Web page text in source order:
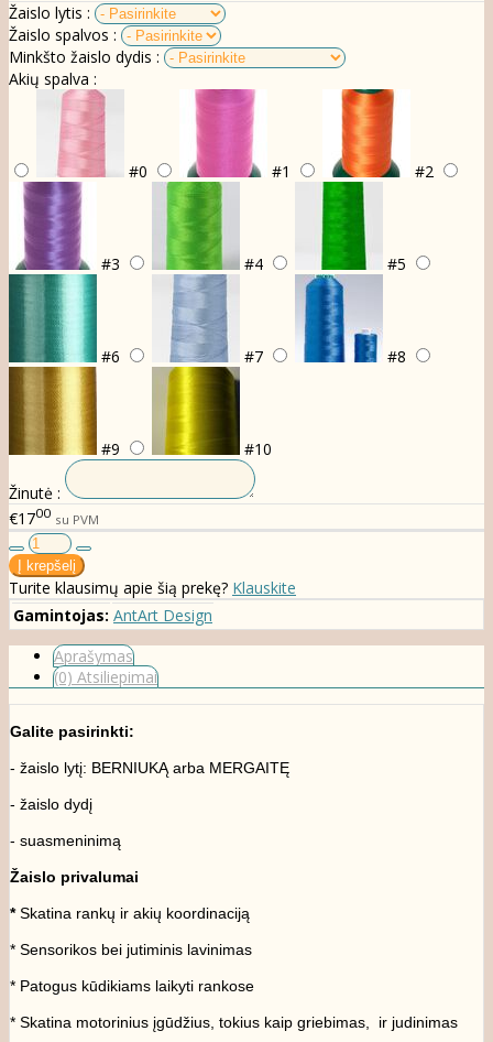
Žaislo lytis :
Žaislo spalvos :
Minkšto žaislo dydis :
Akių spalva :
#0 #1 #2
#3 #4 #5
#6 #7 #8
#9 #10
Žinutė :
€1700 su PVM
Turite klausimų apie šią prekę? Klauskite
Gamintojas: AntArt Design
Aprašymas
(0) Atsiliepimai
Galite pasirinkti:
- žaislo lytį: BERNIUKĄ arba MERGAITĘ
- žaislo dydį
- suasmeninimą
Žaislo privalumai
*Skatina rankų ir akių koordinaciją
* Sensorikos bei jutiminis lavinimas
* Patogus kūdikiams laikyti rankose
* Skatina motorinius įgūdžius, tokius kaip griebimas, ir judinimas